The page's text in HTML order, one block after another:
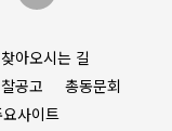
찾아오시는 길
공고
총동문회
사이트